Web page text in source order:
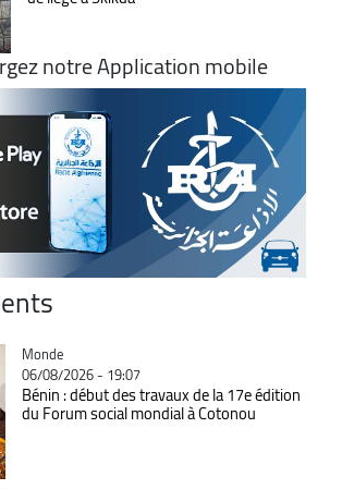
notre Application mobile
Catégorie
Monde
06/08/2026 - 19:07
Bénin : début des travaux de la 17e édition
du Forum social mondial à Cotonou